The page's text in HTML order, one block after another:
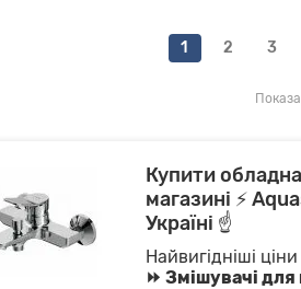
1 2 3
Купити
магазині ⚡
Україні ☝
Найвигідніші
⏩ Змішувачі для